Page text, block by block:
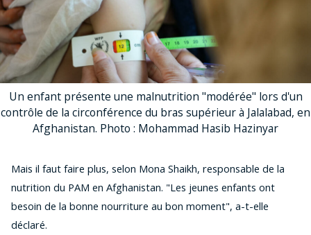
Un enfant présente une malnutrition "modérée" lors d'un
contrôle de la circonférence du bras supérieur à Jalalabad, en
Afghanistan. Photo : Mohammad Hasib Hazinyar
Mais il faut faire plus, selon Mona Shaikh, responsable de la
nutrition du PAM en Afghanistan. "Les jeunes enfants ont
besoin de la bonne nourriture au bon moment", a-t-elle
déclaré.